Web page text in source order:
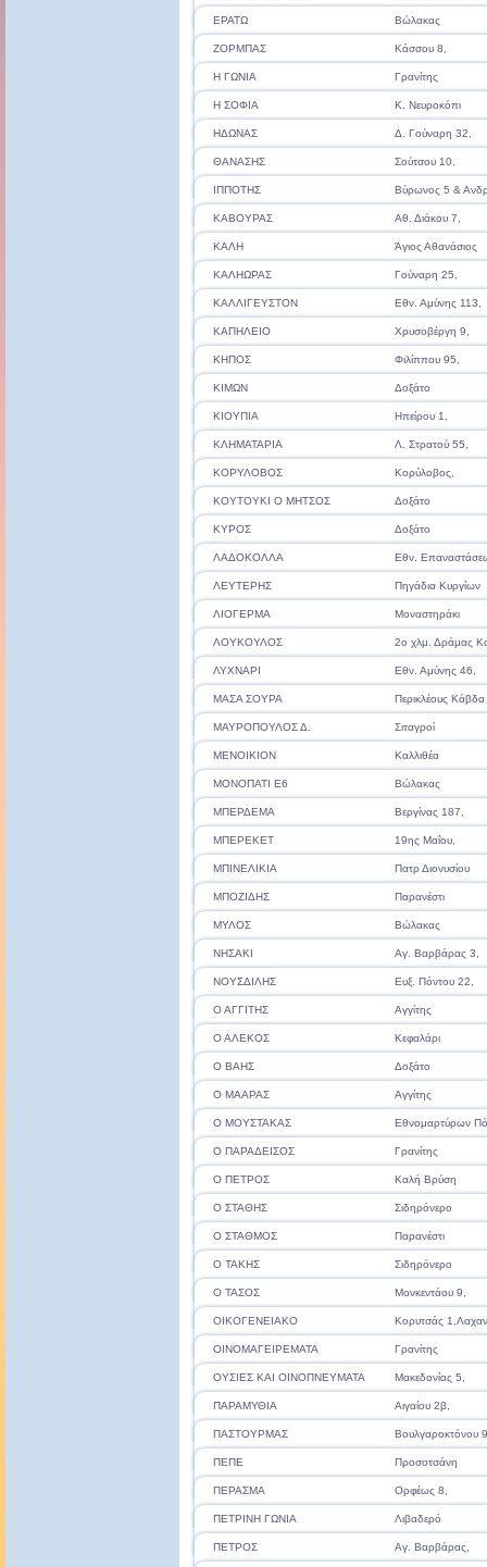
ΕΡΑΤΩ Βώλακας
ΖΟΡΜΠΑΣ Κάσσου 8,
Η ΓΩΝΙΑ Γρανίτης
Η ΣΟΦΙΑ Κ. Νευροκόπι
ΗΔΩΝΑΣ Δ. Γούναρη 32,
ΘΑΝΑΣΗΣ Σούτσου 10,
ΙΠΠΟΤΗΣ Βύρωνος 5 &
ΚΑΒΟΥΡΑΣ Αθ. Διάκου 7,
ΚΑΛΗ Άγιος Αθανάσιος
ΚΑΛΗΩΡΑΣ Γούναρη 25,
ΚΑΛΛΙΓΕΥΣΤΟΝ Εθν. Αμύνης 113,
ΚΑΠΗΛΕΙΟ Χρυσοβέργη 9,
ΚΗΠΟΣ Φιλίππου 95,
ΚΙΜΩΝ Δοξάτο
ΚΙΟΥΠΙΑ Ηπείρου 1,
ΚΛΗΜΑΤΑΡΙΑ Λ. Στρατού 55,
ΚΟΡΥΛΟΒΟΣ Κορύλοβος,
ΚΟΥΤΟΥΚΙ Ο ΜΗΤΣΟΣ Δοξάτο
ΚΥΡΟΣ Δοξάτο
ΛΑΔΟΚΟΛΛΑ Εθν.
ΛΕΥΤΕΡΗΣ Πηγάδια Κυργίων
ΛΙΟΓΕΡΜΑ Μοναστηράκι
ΛΟΥΚΟΥΛΟΣ 2ο χλμ. Δράμας
ΛΥΧΝΑΡΙ Εθν. Αμύνης 46,
ΜΑΣΑ ΣΟΥΡΑ Περικλέους
ΜΑΥΡΟΠΟΥΛΟΣ Δ. Σιταγροί
ΜΕΝΟΙΚΙΟΝ Καλλιθέα
ΜΟΝΟΠΑΤΙ Ε6 Βώλακας
ΜΠΕΡΔΕΜΑ Βεργίνας 187,
ΜΠΕΡΕΚΕΤ 19ης Μαΐου,
ΜΠΙΝΕΛΙΚΙΑ Πατρ Διονυσίου
ΜΠΟΖΙΔΗΣ Παρανέστι
ΜΥΛΟΣ Βώλακας
ΝΗΣΑΚΙ Αγ. Βαρβάρας 3,
ΝΟΥΣΔΙΛΗΣ Ευξ. Πόντου 22,
Ο ΑΓΓΙΤΗΣ Αγγίτης
Ο ΑΛΕΚΟΣ Κεφαλάρι
Ο ΒΑΗΣ Δοξάτο
Ο ΜΑΑΡΑΣ Αγγίτης
Ο ΜΟΥΣΤΑΚΑΣ Εθνομαρτύρων
Ο ΠΑΡΑΔΕΙΣΟΣ Γρανίτης
Ο ΠΕΤΡΟΣ Καλή Βρύση
Ο ΣΤΑΘΗΣ Σιδηρόνερο
Ο ΣΤΑΘΜΟΣ Παρανέστι
Ο ΤΑΚΗΣ Σιδηρόνερο
Ο ΤΑΣΟΣ Μονκεντάου 9,
ΟΙΚΟΓΕΝΕΙΑΚΟ Κορυτσάς
ΟΙΝΟΜΑΓΕΙΡΕΜΑΤΑ Γρανίτης
ΟΥΣΙΕΣ ΚΑΙ ΟΙΝΟΠΝΕΥΜΑΤΑ Μακεδονίας 5,
ΠΑΡΑΜΥΘΙΑ Αιγαίου 2β,
ΠΑΣΤΟΥΡΜΑΣ Βουλγαροκτόνου
ΠΕΠΕ Προσοτσάνη
ΠΕΡΑΣΜΑ Ορφέως 8,
ΠΕΤΡΙΝΗ ΓΩΝΙΑ Λιβαδερό
ΠΕΤΡΟΣ Αγ. Βαρβάρας,